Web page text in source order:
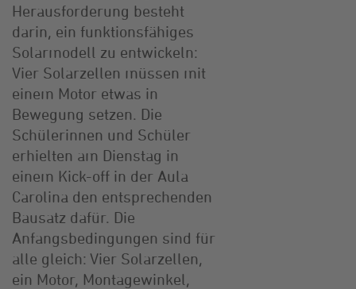
Herausforderung besteht
darin, ein funktionsfähiges
Solarmodell zu entwickeln:
Vier Solarzellen müssen mit
einem Motor etwas in
Bewegung setzen. Die
Schülerinnen und Schüler
erhielten am Dienstag in
einem Kick-off in der Aula
Carolina den entsprechenden
Bausatz dafür. Die
Anfangsbedingungen sind für
alle gleich: Vier Solarzellen,
ein Motor, Montagewinkel,